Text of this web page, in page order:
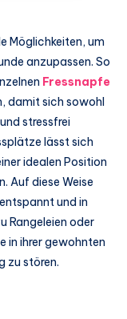
Möglichkeiten, um
anzupassen. So
Fressnapfe
damit sich sowohl
stressfrei
lässt sich
idealen Position
Auf diese Weise
und in
Rangeleien oder
in ihrer gewohnten
zu stören.